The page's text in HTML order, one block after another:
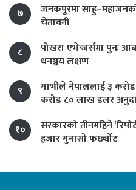
७
जनकपुरमा साहु–महाजनको
चेतावनी
८
पोखरा एभेन्जर्समा पुनः
धनञ्जय लक्षण
९
गाभीले नेपाललाई ३
करोड ८० लाख डलर
१०
सरकारको तीनमहिने
हजार गुनासो फर्छ्योट